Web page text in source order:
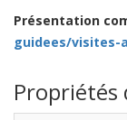
Présentation
guidees/visites-
Propriétés